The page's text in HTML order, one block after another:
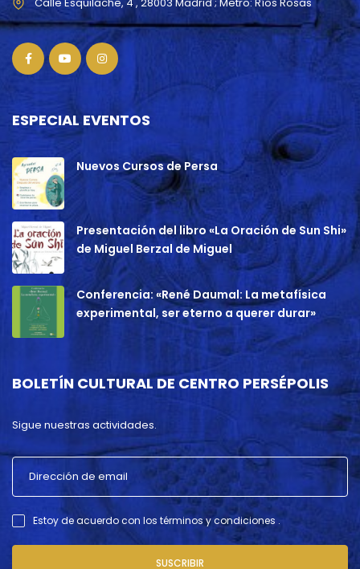
ESPECIAL EVENTOS
Nuevos Cursos de Persa
Presentación del libro «La Oración de Sun Shi»
de Miguel Berzal de Miguel
Conferencia: «René Daumal: La metafísica
experimental, ser eterno a querer durar»
BOLETÍN CULTURAL DE CENTRO PERSÉPOLIS
Sigue nuestras actividades.
Estoy de acuerdo con los términos y condiciones .
SUSCRIBIR